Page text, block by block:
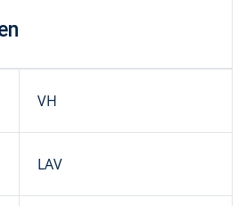
VH
LAV